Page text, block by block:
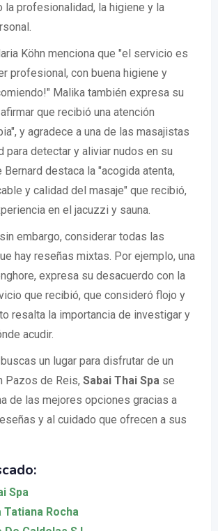
la profesionalidad, la higiene y la
Köhn menciona que "el servicio es
profesional, con buena higiene y
Malika también expresa su
que recibió una atención
y agradece a una de las masajistas
para detectar y aliviar nudos en su
destaca la "acogida atenta,
y calidad del masaje" que recibió,
en el jacuzzi y sauna.
embargo, considerar todas las
hay reseñas mixtas. Por ejemplo, una
expresa su desacuerdo con la
que recibió, que consideró flojo y
resalta la importancia de investigar y
acudir.
un lugar para disfrutar de un
Pazos de Reis, Sabai Thai Spa se
de las mejores opciones gracias a
y al cuidado que ofrecen a sus
Spa
Tatiana Rocha